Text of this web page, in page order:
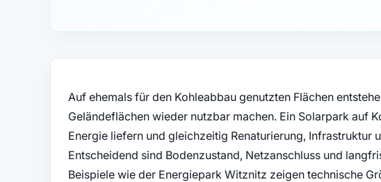
Auf ehemals für den Kohleabbau genutzten Flächen
Geländeflächen wieder nutzbar machen. Ein Solarpark auf
Energie liefern und gleichzeitig Renaturierung, Infrastruktur
Entscheidend sind Bodenzustand, Netzanschluss und
Beispiele wie der Energiepark Witznitz zeigen technische